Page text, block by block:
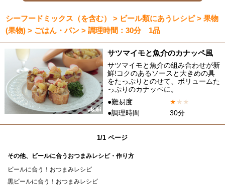
シーフードミックス（を含む） > ビール類にあうレシピ > 果物
(果物) > ごはん・パン > 調理時間：30分 1品
サツマイモと魚介のカナッペ風
サツマイモと魚介の組み合わせが新
鮮!コクのあるソースと大きめの具
をたっぷりとのせて、ボリュームた
っぷりのカナッペに。
●難易度
★★ ★
●調理時間
30分
1/1 ページ
その他、ビールに合うおつまみレシピ・作り方
ビールに合う！おつまみレシピ
黒ビールに合う！おつまみレシピ